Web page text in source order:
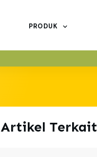
PRODUK
Artikel Terkait